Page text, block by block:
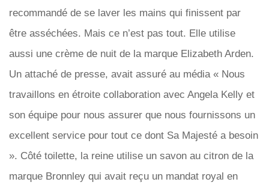
recommandé de se laver les mains qui finissent par
être asséchées. Mais ce n’est pas tout. Elle utilise
aussi une crème de nuit de la marque Elizabeth Arden.
Un attaché de presse, avait assuré au média « Nous
travaillons en étroite collaboration avec Angela Kelly et
son équipe pour nous assurer que nous fournissons un
excellent service pour tout ce dont Sa Majesté a besoin
». Côté toilette, la reine utilise un savon au citron de la
marque Bronnley qui avait reçu un mandat royal en